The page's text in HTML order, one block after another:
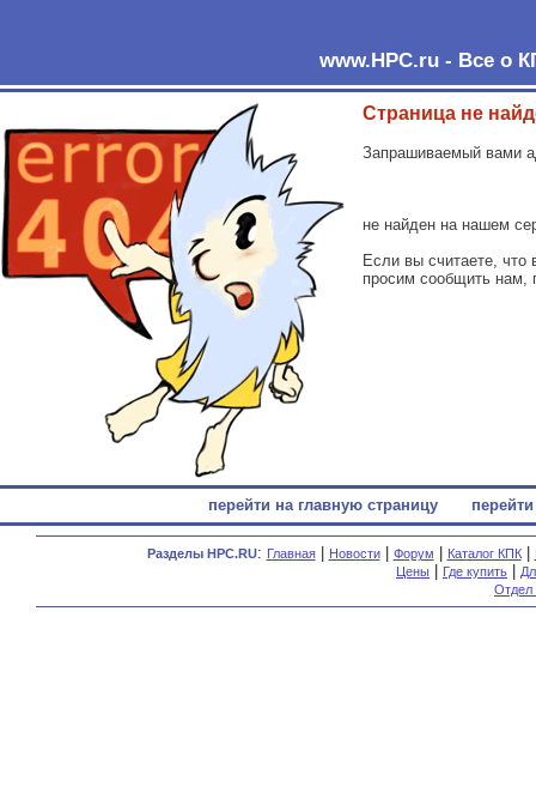
www.HPC.ru - Все о
Страница не
Запрашиваемый вами
не найден на нашем
Если вы считаете, что
просим сообщить нам,
перейти на главную страницу
Разделы HPC.RU: Главная| Новости| Форум Каталог КПК|
Цены
Где купить
Отдел